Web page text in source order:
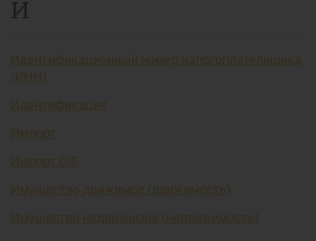
И
Идентификационный номер налогоплательщика
(ИНН)
Идентификация
Импорт
Импорт CIF
Имущество движимое (движимость)
Имущество недвижимое (недвижимость)